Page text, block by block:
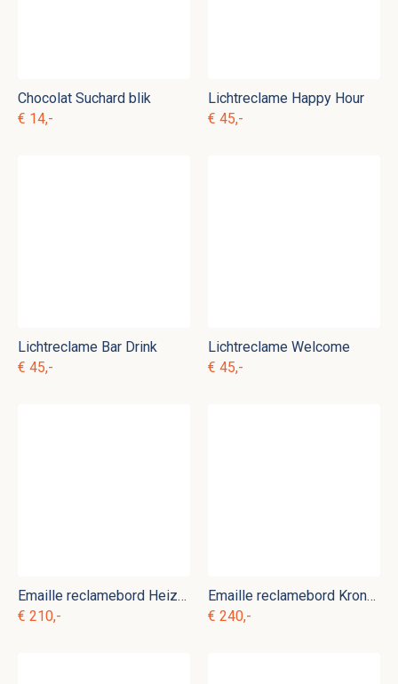
Chocolat Suchard blik
€ 14,-
Lichtreclame Happy Hour
€ 45,-
Lichtreclame Bar Drink
€ 45,-
Lichtreclame Welcome
€ 45,-
Emaille reclamebord Heizt Union Briketts
€ 210,-
Emaille reclamebord Kronenbourg
€ 240,-